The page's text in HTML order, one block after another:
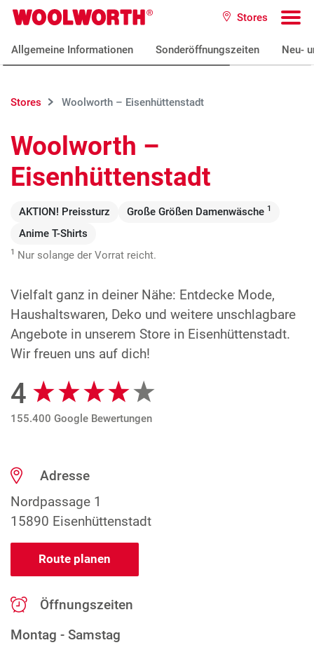
Zum Hauptinhalt
Woolworth GmbH Stores
Allgemeine Informationen Sonderöffnungszeiten Neu-
Stores Woolworth – Eisenhüttenstadt
Woolworth –
Eisenhüttenstadt
AKTION! Preissturz Große Größen Damenwäsche 1
Anime T-Shirts
1 Nur solange der Vorrat reicht.
Vielfalt ganz in deiner Nähe: Entdecke Mode,
Haushaltswaren, Deko und weitere unschlagbare
Angebote in unserem Store in Eisenhüttenstadt.
Wir freuen uns auf dich!
Google Bewertungen
4
155.400 Google Bewertungen
Adresse
Nordpassage 1
15890 Eisenhüttenstadt
Route planen
Öffnungszeiten
Montag - Samstag